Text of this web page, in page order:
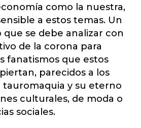
como la nuestra,
a estos temas. Un
se debe analizar con
de la corona para
fanatismos que estos
parecidos a los
tauromaquia y su eterno
culturales, de moda o
sociales.